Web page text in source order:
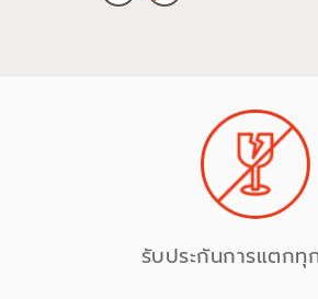
รับประกันการแตกทุ